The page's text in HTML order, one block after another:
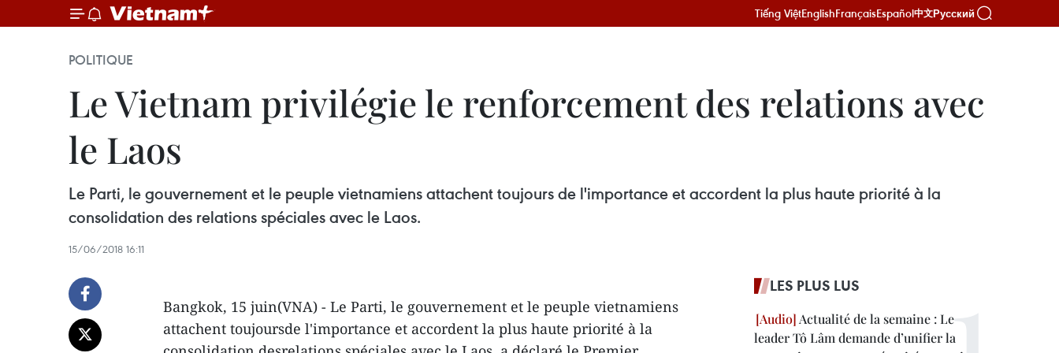
Tiếng ViệtEnglishFrançaisEspañol中文Русский
POLITIQUE
Le Vietnam privilégie le renforcement des relations avec
le Laos
Le Parti, le gouvernement et le peuple vietnamiens attachent toujours de l'importance et accordent la plus haute priorité à la
consolidation des relations spéciales avec le Laos.
15/06/2018 16:11
Bangkok, 15 juin(VNA) - Le Parti, le gouvernement et le peuple vietnamiens
attachent toujoursde l'importance et accordent la plus haute priorité à la
LES PLUS LUS
Actualité de la semaine : Le
leader Tô Lâm demande d’unifier la